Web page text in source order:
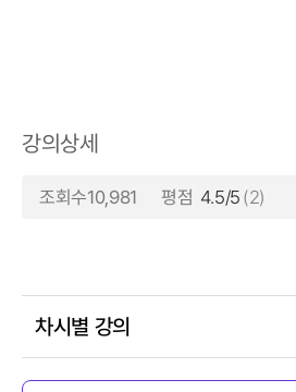
강의상세
조회수10,981 평점 4.5/5(2)
차시별 강의